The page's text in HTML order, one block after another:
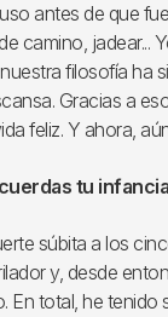
antes de que
camino, jadear...
filosofía ha
Gracias a
feliz. Y ahora,
tu
súbita a los
y, desde
En total, he tenido